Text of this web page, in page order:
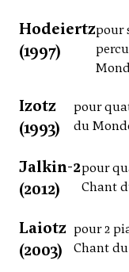
Hodeiertz
(1997)
pour
Izotz
(1993)
pour
du
Jalkin-2
(2012)
pour
Chant
Laiotz
(2003)
pour 2
Chant